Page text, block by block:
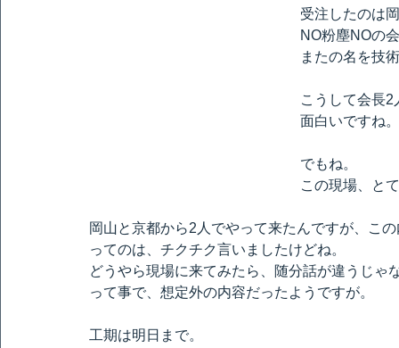
受注したのは
NO粉塵NOの
またの名を技
こうして会長
面白いですね。
でもね。
この現場、と
岡山と京都から2人でやって来たんですが、こ
ってのは、チクチク言いましたけどね。
どうやら現場に来てみたら、随分話が違うじゃ
って事で、想定外の内容だったようですが。
工期は明日まで。